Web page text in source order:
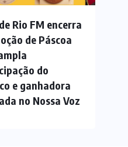
Rio FM encerra
de Páscoa
do
e ganhadora
no Nossa Voz